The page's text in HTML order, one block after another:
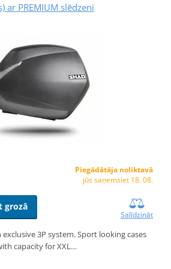
ar PREMIUM slēdzeni
Piegādātāja noliktavā
jūs saņemsiet 18. 08.
grozā
Salīdzināt
exclusive 3P system. Sport looking cases
capacity for XXL…